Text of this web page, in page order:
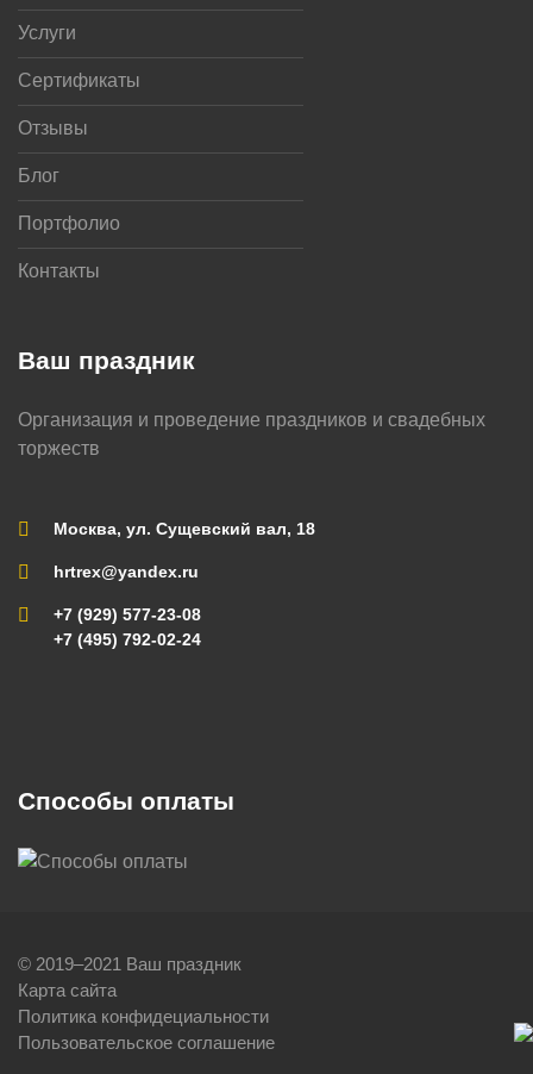
Ваш праздник
Организация и проведение праздников и свадебных
торжеств
Москва, ул. Сущевский вал, 18
hrtrex@yandex.ru
+7 (929) 577-23-08
+7 (495) 792-02-24
Услуги
Сертификаты
Отзывы
Блог
Портфолио
Контакты
Способы оплаты
© 2019–2021 Ваш праздник
Карта сайта
Политика конфидециальности
Пользовательское соглашение